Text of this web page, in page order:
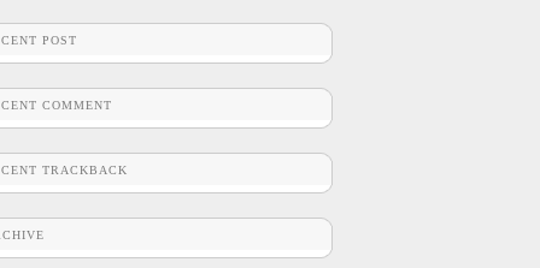
POST
COMMENT
TRACKBACK